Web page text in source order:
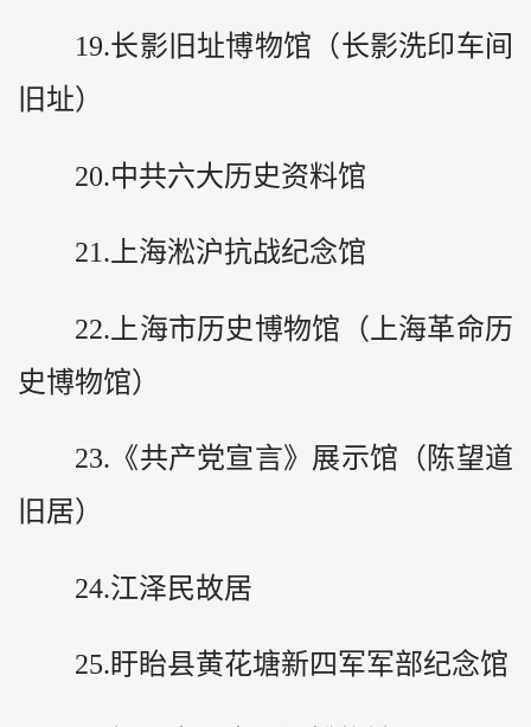
19.长影旧址博物馆（长影洗印车间
旧址）
20.中共六大历史资料馆
21.上海淞沪抗战纪念馆
22.上海市历史博物馆（上海革命历
史博物馆）
23.《共产党宣言》展示馆（陈望道
旧居）
24.江泽民故居
25.盱眙县黄花塘新四军军部纪念馆